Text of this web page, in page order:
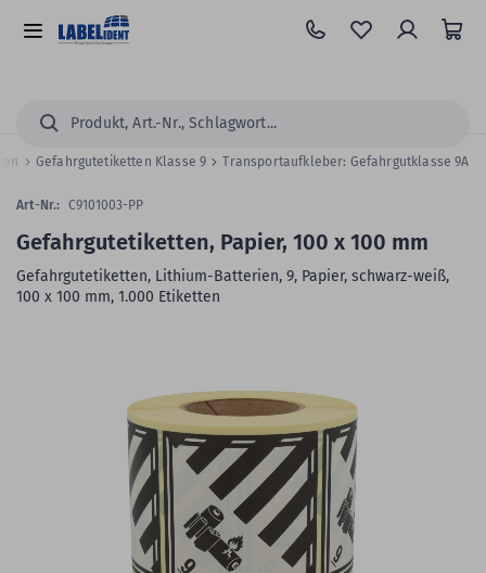
Hauptinhalt
springen
Alle
Suchen...
Gefahrgutetiketten Klasse 9 Transportaufkleber: Gefahrgutklasse 9A
Gefahrgutetiketten, Papier, 100 x 100 mm
Gefahrgutetiketten, Lithium-Batterien, 9, Papier, schwarz-weiß,
100 x 100 mm, 1.000 Etiketten
Art-Nr.: C9101003-PP